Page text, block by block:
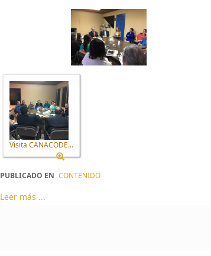
Visita CANACODE...
PUBLICADO EN CONTENIDO
Leer más ...